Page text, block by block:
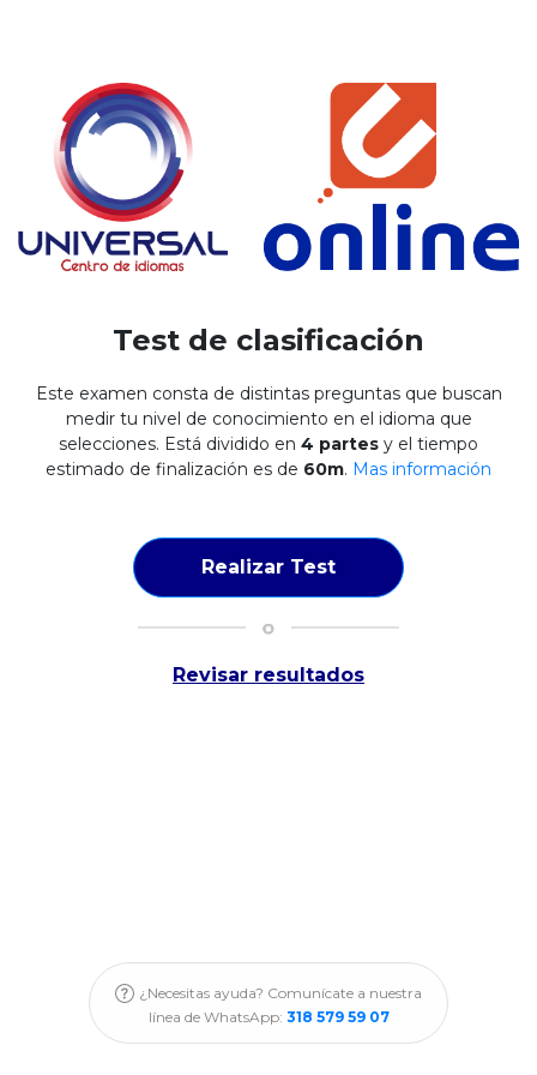
Test de clasificación
Este examen consta de distintas preguntas que buscan
medir tu nivel de conocimiento en el idioma que
selecciones. Está dividido en 4 partes y el tiempo
estimado de finalización es de 60m. Mas información
Realizar Test
Revisar resultados
¿Necesitas ayuda? Comunícate a nuestra
línea de WhatsApp: 318 579 59 07